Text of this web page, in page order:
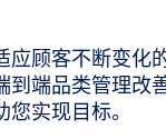
应顾客不断变化
到端品类管理改
实现目标。